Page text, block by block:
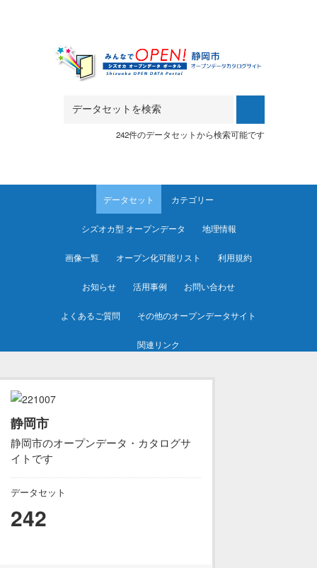
242件のデータセットから検索可能です
データセット カテゴリー
シズオカ型 オープンデータ 地理情報
画像一覧 オープン化可能リスト 利用規約
お知らせ 活用事例 お問い合わせ
よくあるご質問 その他のオープンデータサイト
関連リンク
静岡市
静岡市のオープンデータ・カタログサ
イトです
データセット
242